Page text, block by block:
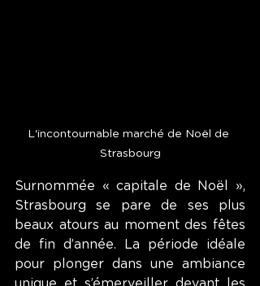
L'incontournable marché de Noël de
Strasbourg
Surnommée « capitale de Noël »,
Strasbourg se pare de ses plus
beaux atours au moment des fêtes
de fin d’année. La période idéale
pour plonger dans une ambiance